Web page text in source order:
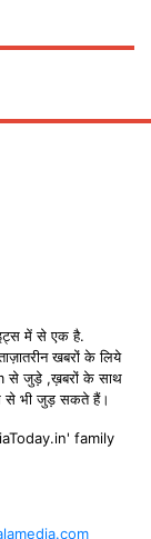
में से एक है.
खबरों के लिये
से जुड़े ,ख़बरों के साथ
से भी जुड़ सकते हैं।
family